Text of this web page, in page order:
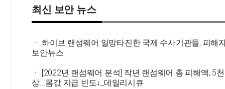
최신 보안 뉴스
ㆍ 하이브 랜섬웨어 일망타진한 국제 수사기관들, 피해
보안뉴스
ㆍ [2022년 랜섬웨어 분석] 작년 랜섬웨어 총 피해액, 5
상...몸값 지급 빈도↓_데일리시큐